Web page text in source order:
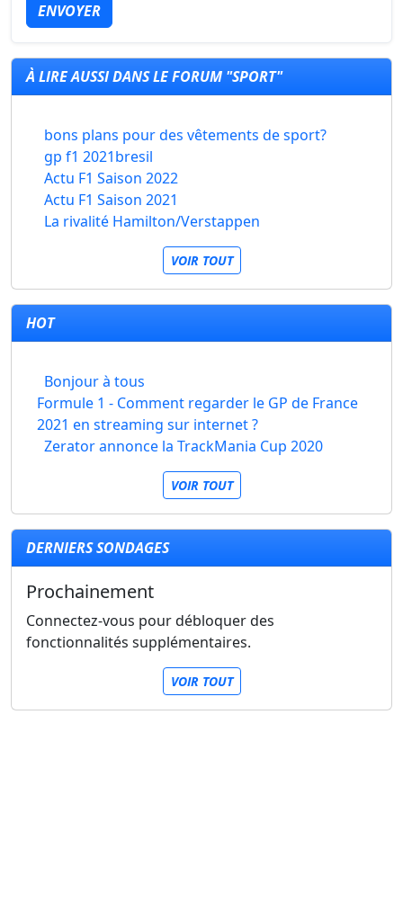
ENVOYER
À LIRE AUSSI DANS LE FORUM "SPORT"
bons plans pour des vêtements de sport?
gp f1 2021bresil
Actu F1 Saison 2022
Actu F1 Saison 2021
La rivalité Hamilton/Verstappen
VOIR TOUT
HOT
Bonjour à tous
Formule 1 - Comment regarder le GP de France
2021 en streaming sur internet ?
Zerator annonce la TrackMania Cup 2020
VOIR TOUT
DERNIERS SONDAGES
Prochainement
Connectez-vous pour débloquer des
fonctionnalités supplémentaires.
VOIR TOUT